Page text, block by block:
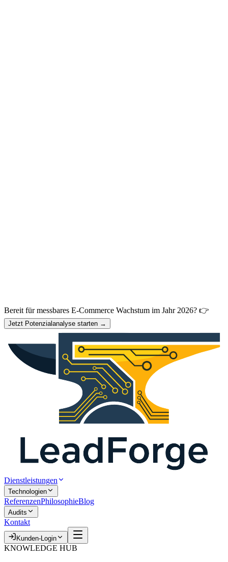
Bereit für messbares E-Commerce Wachstum im Jahr 2026? 👉
Jetzt Potenzialanalyse starten →
Dienstleistungen
Technologien
ReferenzenPhilosophieBlog
Audits
Kontakt
Kunden-Login
KNOWLEDGE HUB